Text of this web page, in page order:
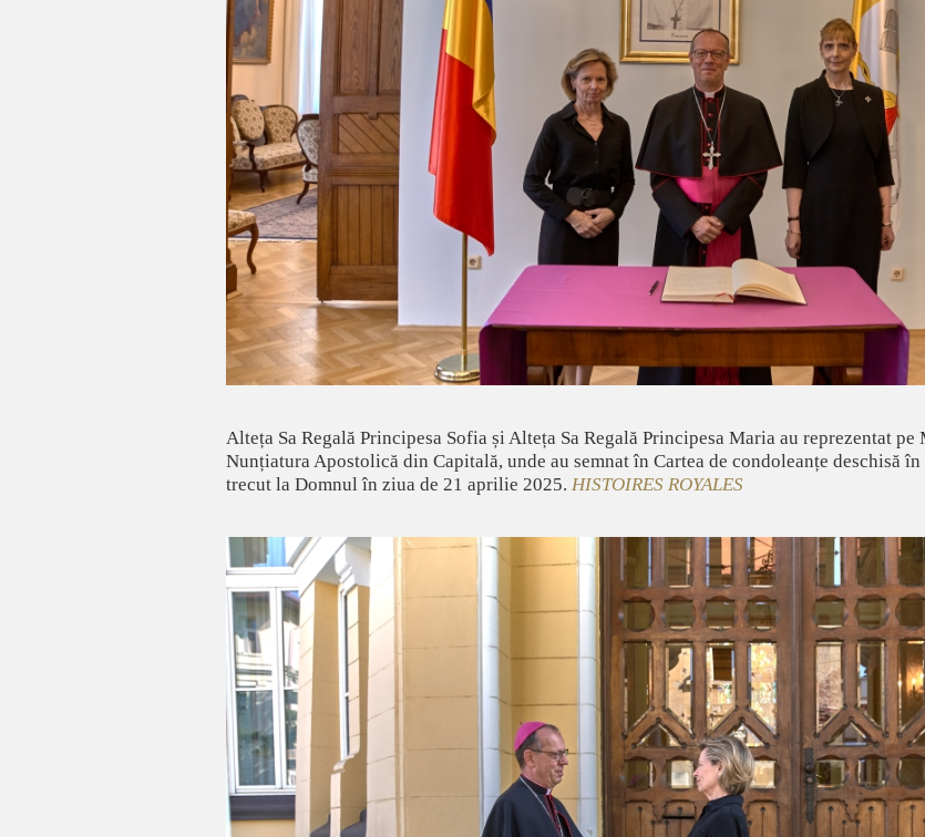
Alteța Sa Regală Principesa Sofia și Alteța Sa Regală Principesa Maria au reprezentat pe
Nunțiatura Apostolică din Capitală, unde au semnat în Cartea de condoleanțe deschisă
trecut la Domnul în ziua de 21 aprilie 2025. HISTOIRES ROYALES